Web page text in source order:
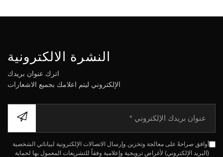
النشرة الالكترونية
اترك عنوان بريدك
الإلكتروني ليتم اعلامك بجميع الاشعارات
ر
ي
أوافق صراحةً على معالجة وتخزين وإرسال الاتصالات الإلكترونية لبياناتي الشخصية
(البريد الإلكتروني) لأغراض ترويجية وإعلامية وفقاً للتشريعات المعمول بها لحماية